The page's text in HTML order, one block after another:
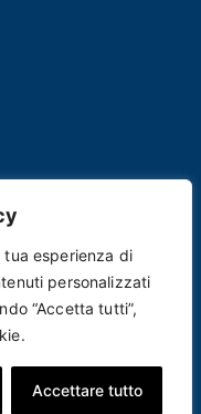
tua esperienza di
personalizzati
“Accetta tutti”,
Accettare tutto